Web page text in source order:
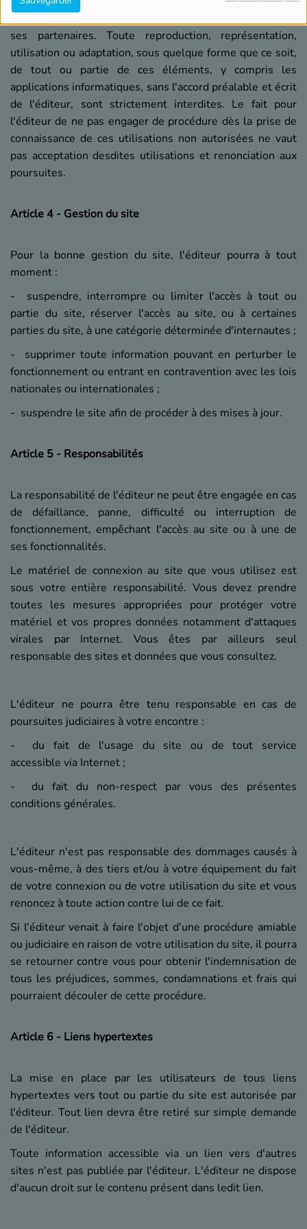
ses partenaires. Toute reproduction, représentation,
utilisation ou adaptation, sous quelque forme que ce soit,
de tout ou partie de ces éléments, y compris les
applications informatiques, sans l'accord préalable et écrit
de l'éditeur, sont strictement interdites. Le fait pour
l'éditeur de ne pas engager de procédure dès la prise de
connaissance de ces utilisations non autorisées ne vaut
pas acceptation desdites utilisations et renonciation aux
poursuites.
Article 4 - Gestion du site
Pour la bonne gestion du site, l'éditeur pourra à tout
moment :
- suspendre, interrompre ou limiter l'accès à tout ou
partie du site, réserver l'accès au site, ou à certaines
parties du site, à une catégorie déterminée d'internautes ;
- supprimer toute information pouvant en perturber le
fonctionnement ou entrant en contravention avec les lois
nationales ou internationales ;
- suspendre le site afin de procéder à des mises à jour.
Article 5 - Responsabilités
La responsabilité de l'éditeur ne peut être engagée en cas
de défaillance, panne, difficulté ou interruption de
fonctionnement, empêchant l'accès au site ou à une de
ses fonctionnalités.
Le matériel de connexion au site que vous utilisez est
sous votre entière responsabilité. Vous devez prendre
toutes les mesures appropriées pour protéger votre
matériel et vos propres données notamment d'attaques
virales par Internet. Vous êtes par ailleurs seul
responsable des sites et données que vous consultez.
L'éditeur ne pourra être tenu responsable en cas de
poursuites judiciaires à votre encontre :
- du fait de l'usage du site ou de tout service
accessible via Internet ;
- du fait du non-respect par vous des présentes
conditions générales.
L'éditeur n'est pas responsable des dommages causés à
vous-même, à des tiers et/ou à votre équipement du fait
de votre connexion ou de votre utilisation du site et vous
renoncez à toute action contre lui de ce fait.
Si l'éditeur venait à faire l'objet d'une procédure amiable
ou judiciaire en raison de votre utilisation du site, il pourra
se retourner contre vous pour obtenir l'indemnisation de
tous les préjudices, sommes, condamnations et frais qui
pourraient découler de cette procédure.
Article 6 - Liens hypertextes
La mise en place par les utilisateurs de tous liens
hypertextes vers tout ou partie du site est autorisée par
l'éditeur. Tout lien devra être retiré sur simple demande
de l'éditeur.
Toute information accessible via un lien vers d'autres
sites n'est pas publiée par l'éditeur. L'éditeur ne dispose
d'aucun droit sur le contenu présent dans ledit lien.